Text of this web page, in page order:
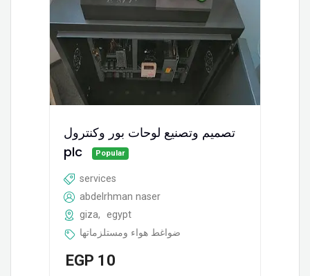
تصميم وتصنيع لوحات بور وكنترول
plc
Popular
services
abdelrhman naser
giza,
egypt
ضواغط هواء ومستلزماتها
EGP 10